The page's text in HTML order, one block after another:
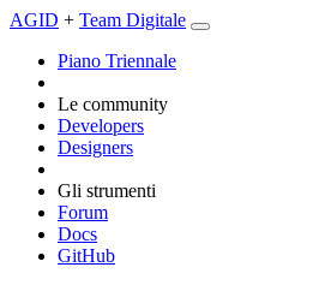
AGID + Team Digitale
Piano Triennale
Le community
Developers
Designers
Gli strumenti
Forum
Docs
GitHub